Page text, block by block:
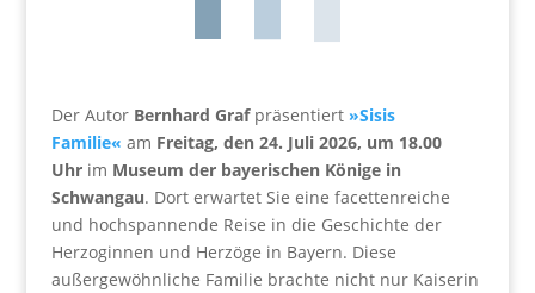
Der AutorBernhard Grafpräsentiert »Sisis
Familie« am Freitag, den 24. Juli 2026, um 18.00
Uhrim Museum der bayerischen Könige in
Schwangau. Dort erwartet Sie eine facettenreiche
und hochspannende Reise in die Geschichte der
Herzoginnen und Herzöge in Bayern. Diese
außergewöhnliche Familie brachte nicht nur Kaiserin